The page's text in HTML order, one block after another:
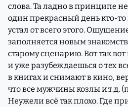
слова. Та ладно в принципе
один прекрасный день кто-то
устал от всего этого.
заполняется новым
старому сценарию. Вот так
и уже разубеждаешься о тех
в книгах и снимают в кино,
что все мужчины козлы и.т.д.
Неужели всё так плохо. Где